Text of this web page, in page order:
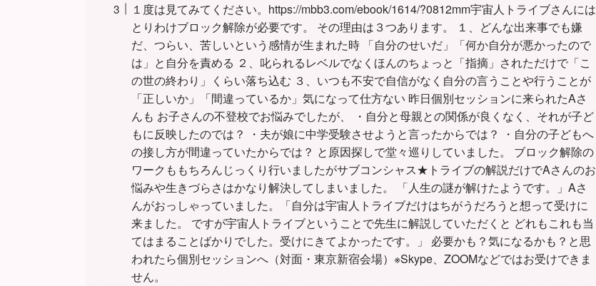
１度は見てみてください。https://mbb3.com/ebook/1614/?0812mm宇宙人トライブさんには
とりわけブロック解除が必要です。 その理由は３つあります。 １、どんな出来事でも嫌
だ、つらい、苦しいという感情が生まれた時 「自分のせいだ」「何か自分が悪かったので
は」と自分を責める ２、叱られるレベルでなくほんのちょっと「指摘」されただけで「こ
の世の終わり」くらい落ち込む ３、いつも不安で自信がなく自分の言うことや行うことが
「正しいか」「間違っているか」気になって仕方ない 昨日個別セッションに来られたAさ
んも お子さんの不登校でお悩みでしたが、 ・自分と母親との関係が良くなく、それが子ど
もに反映したのでは？ ・夫が娘に中学受験させようと言ったからでは？ ・自分の子どもへ
の接し方が間違っていたからでは？ と原因探しで堂々巡りしていました。 ブロック解除の
ワークももちろんじっくり行いましたがサブコンシャス★トライブの解説だけでAさんのお
悩みや生きづらさはかなり解決してしまいました。 「人生の謎が解けたようです。」Aさ
んがおっしゃっていました。「自分は宇宙人トライブだけはちがうだろうと想って受けに
来ました。 ですが宇宙人トライブということで先生に解説していただくと どれもこれも当
てはまることばかりでした。受けにきてよかったです。」 必要かも？気になるかも？と思
われたら個別セッションへ（対面・東京新宿会場）※Skype、ZOOMなどではお受けできま
せん。